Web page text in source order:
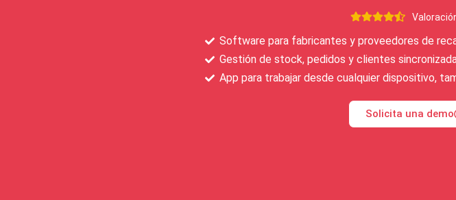
Software para fabricantes y proveedores de
Gestión de stock, pedidos y clientes
App para trabajar desde cualquier dispositivo,
Solicita una demo